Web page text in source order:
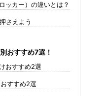
ッカー）の違いとは？
さえよう
おすすめ7選！
おすすめ2選
すすめ2選